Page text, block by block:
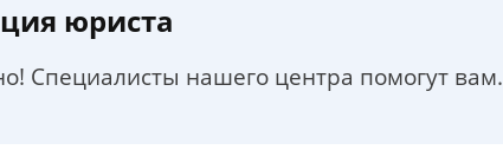
юриста
Специалисты нашего центра помогут вам.